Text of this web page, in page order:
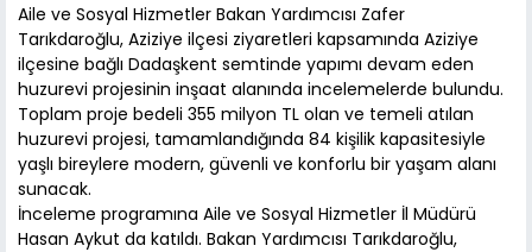
Aile ve Sosyal Hizmetler Bakan Yardımcısı Zafer
Tarıkdaroğlu, Aziziye ilçesi ziyaretleri kapsamında Aziziye
ilçesine bağlı Dadaşkent semtinde yapımı devam eden
huzurevi projesinin inşaat alanında incelemelerde bulundu.
Toplam proje bedeli 355 milyon TL olan ve temeli atılan
huzurevi projesi, tamamlandığında 84 kişilik kapasitesiyle
yaşlı bireylere modern, güvenli ve konforlu bir yaşam alanı
sunacak.
İnceleme programına Aile ve Sosyal Hizmetler İl Müdürü
Hasan Aykut da katıldı. Bakan Yardımcısı Tarıkdaroğlu,